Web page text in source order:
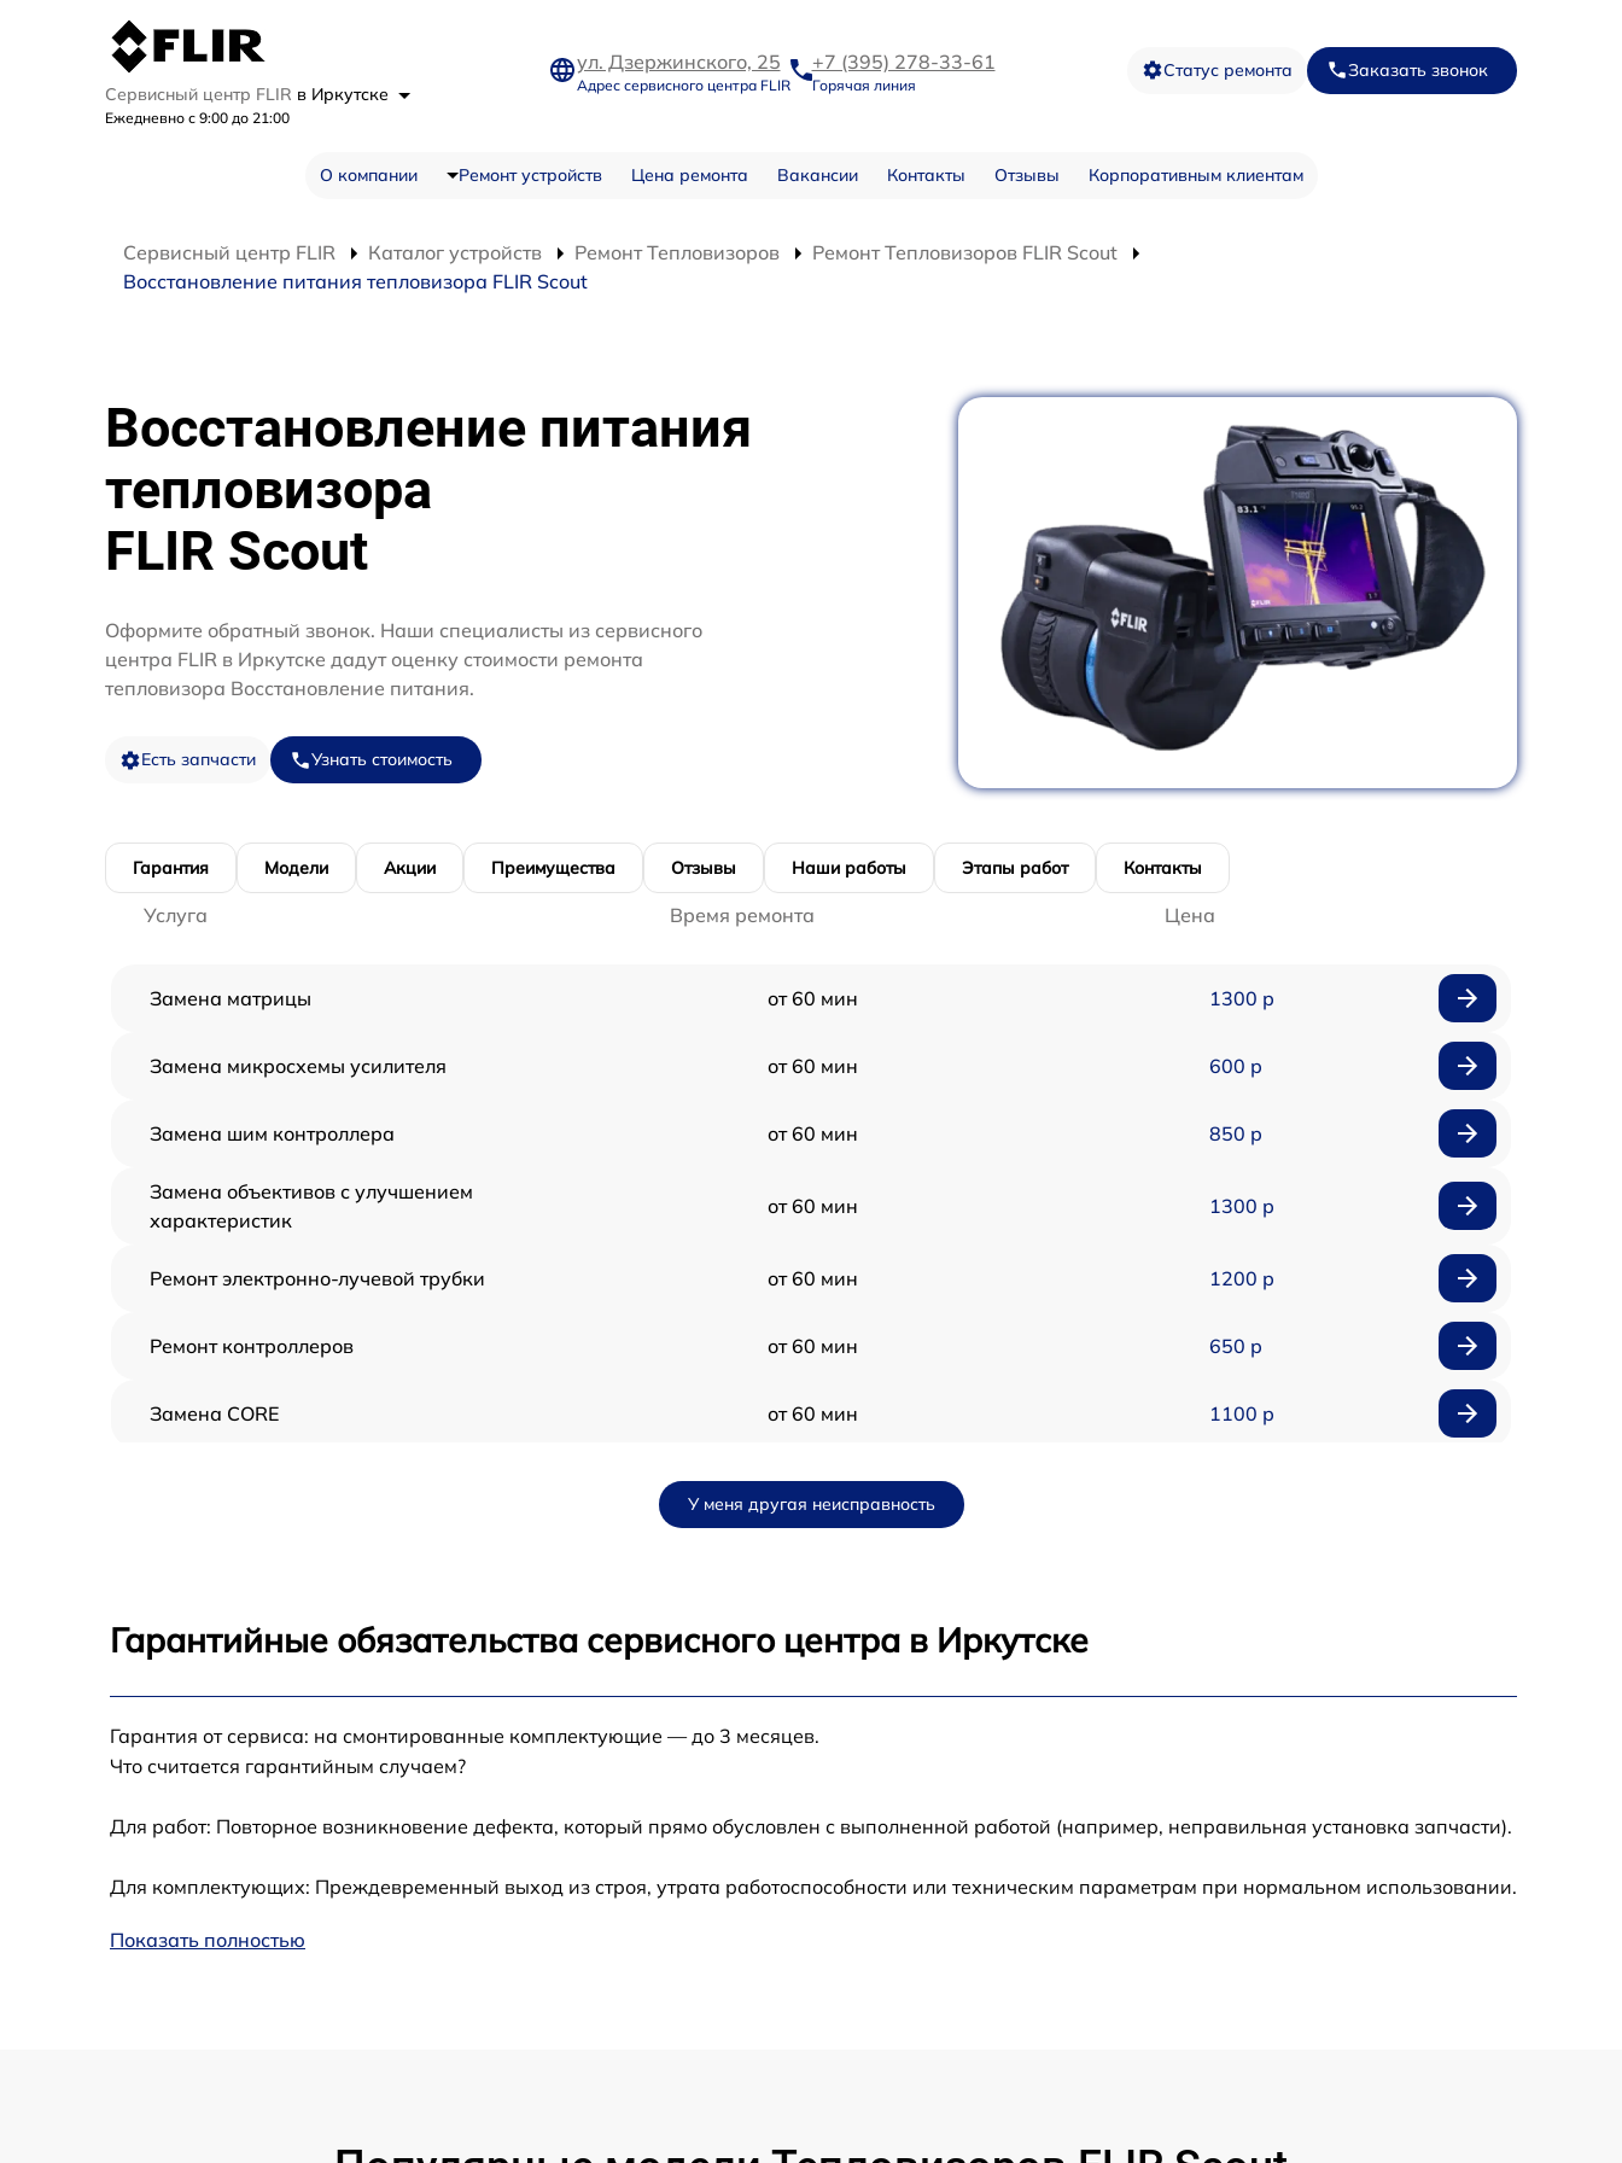
Сервисный центр FLIR в Иркутске
Ежедневно с 9:00 до 21:00
ул. Дзержинского, 25
Адрес сервисного центра FLIR
+7 (395) 278-33-61
Горячая линия
Статус ремонта Заказать звонок
О компании Ремонт устройств Цена ремонта Вакансии Контакты Отзывы Корпоративным клиентам
Сервисный центр FLIR Каталог устройств Ремонт Тепловизоров
Ремонт Тепловизоров FLIR Scout
Восстановление питания тепловизора FLIR Scout
Восстановление питания
тепловизора
FLIR Scout
Оформите обратный звонок. Наши специалисты из сервисного
центра FLIR в Иркутске дадут оценку стоимости ремонта
тепловизора Восстановление питания.
Есть запчасти Узнать стоимость
Гарантия Модели Акции Преимущества Отзывы Наши работы Этапы работ Контакты
Услуга Время ремонта Цена
Замена матрицы от 60 мин 1300 р
Замена микросхемы усилителя от 60 мин 600 р
Замена шим контроллера от 60 мин 850 р
Замена объективов с улучшением
характеристик
от 60 мин 1300 р
Ремонт электронно-лучевой трубки от 60 мин 1200 р
Ремонт контроллеров от 60 мин 650 р
Замена CORE от 60 мин 1100 р
от 60 мин
Ремонт встроенного дальнометра и
других устройств
Замена микросхемы логики от 60 мин 450 р
Замена ключей управления от 60 мин 590 р
У меня другая неисправность
Гарантийные обязательства сервисного центра в Иркутске
Гарантия от сервиса: на смонтированные комплектующие — до 3 месяцев.
Что считается гарантийным случаем?
Для работ: Повторное возникновение дефекта, который прямо обусловлен с выполненной работой (например, неправильная установка запчасти).
Для комплектующих: Преждевременный выход из строя, утрата работоспособности или техническим параметрам при нормальном использовании.
Показать полностью